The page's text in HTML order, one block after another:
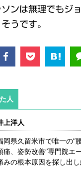
ンは無理でもジ
うです。
人
上洋人
岡県久留米市で唯一の”
痛、姿勢改善”専門院エ
みの根本原因を探し出